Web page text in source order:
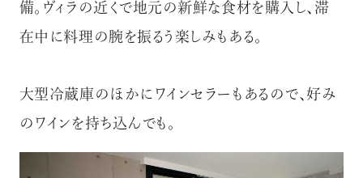
備。ヴィラの近くで地元の新鮮な食材を購入し、滞
在中に料理の腕を振るう楽しみもある。
大型冷蔵庫のほかにワインセラーもあるので、好み
のワインを持ち込んでも。